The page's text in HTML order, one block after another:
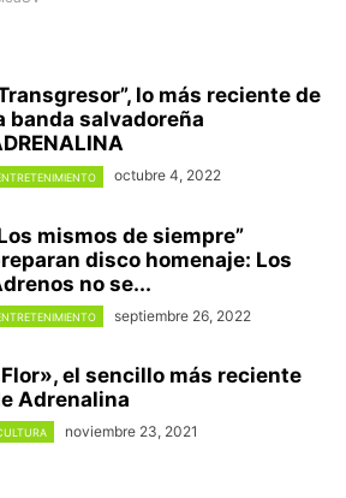
lo más reciente de
banda salvadoreña
octubre 4, 2022
mismos de siempre”
disco homenaje: Los
no se...
septiembre 26, 2022
el sencillo más reciente
Adrenalina
noviembre 23, 2021